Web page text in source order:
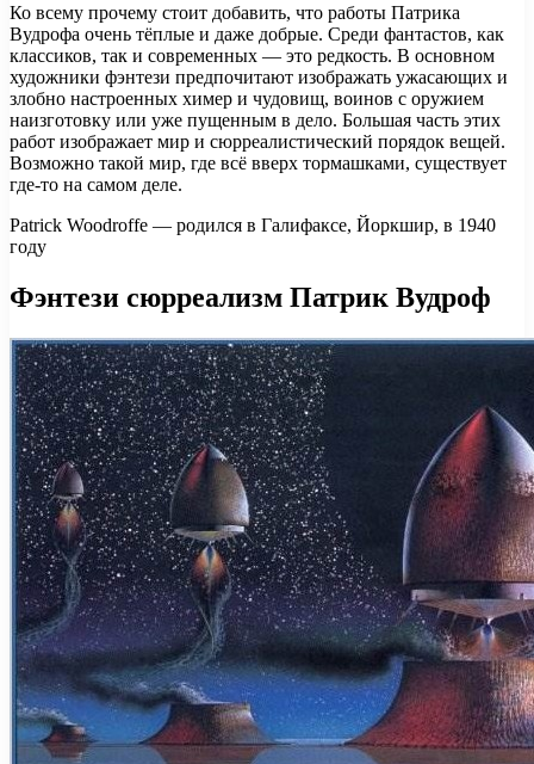
Ко всему прочему стоит добавить, что работы Патрика
Вудрофа очень тёплые и даже добрые. Среди фантастов, как
классиков, так и современных — это редкость. В основном
художники фэнтези предпочитают изображать ужасающих и
злобно настроенных химер и чудовищ, воинов с оружием
наизготовку или уже пущенным в дело. Большая часть этих
работ изображает мир и сюрреалистический порядок вещей.
Возможно такой мир, где всё вверх тормашками, существует
где-то на самом деле.
Patrick Woodroffe — родился в Галифаксе, Йоркшир, в 1940
году
Фэнтези сюрреализм Патрик Вудроф